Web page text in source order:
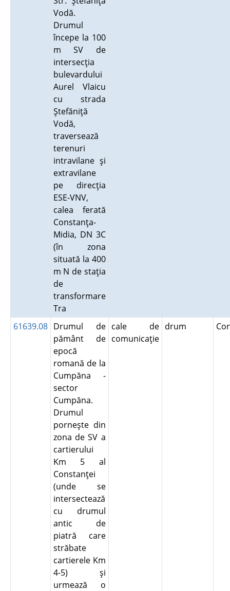
Vodă.
Drumul
începe la 100
m SV de
intersecţia
bulevardului
Aurel Vlaicu
cu strada
Ştefăniţă
Vodă,
traversează
terenuri
intravilane şi
extravilane
pe direcţia
ESE-VNV,
calea ferată
Constanţa-
Midia, DN 3C
(în zona
situată la 400
m N de staţia
de
transformare
Tra
61639.08 Drumul de
pământ de
epocă
romană de la
Cumpăna -
sector
Cumpăna.
Drumul
porneşte din
zona de SV a
cartierului
Km 5 al
Constanţei
(unde se
intersectează
cu drumul
antic de
piatră care
străbate
cartierele Km
4-5) şi
urmează o
cale de
comunicaţie
drum